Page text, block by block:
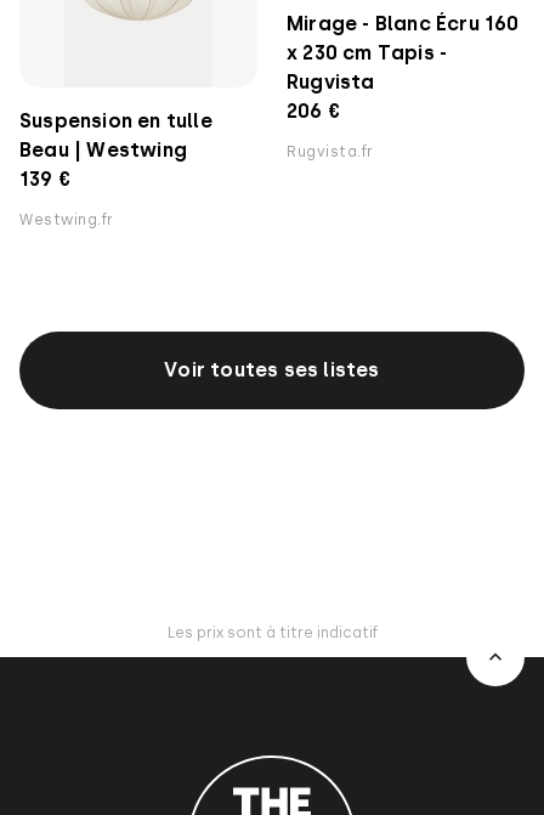
Mirage - Blanc Écru 160
x 230 cm Tapis -
Rugvista
206 €
Rugvista.fr
Suspension en tulle
Beau | Westwing
139 €
Westwing.fr
Voir toutes ses listes
Les prix sont à titre indicatif